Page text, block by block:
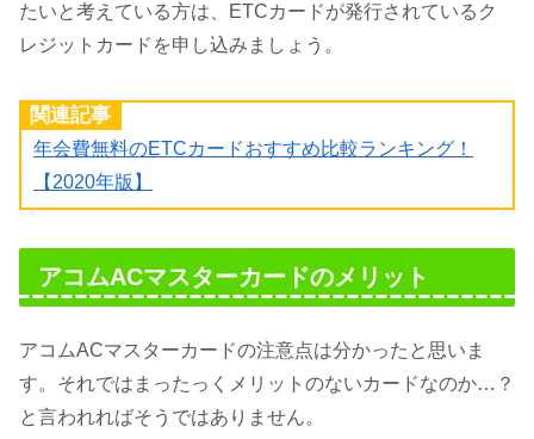
たいと考えている方は、ETCカードが発行されているク
レジットカードを申し込みましょう。
関連記事
年会費無料のETCカードおすすめ比較ランキング！
【2020年版】
アコムACマスターカードのメリット
アコムACマスターカードの注意点は分かったと思いま
す。それではまったっくメリットのないカードなのか…？
と言われればそうではありません。